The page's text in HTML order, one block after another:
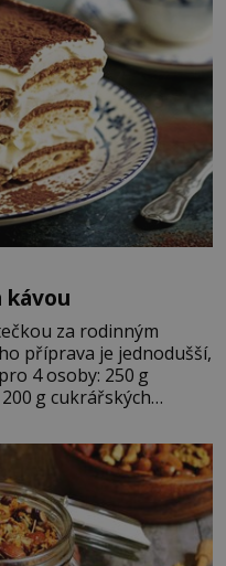
kávou
za rodinným
příprava je jednodušší,
osoby: 250 g
od bílků. Žloutky
a postupně do nich
hladký